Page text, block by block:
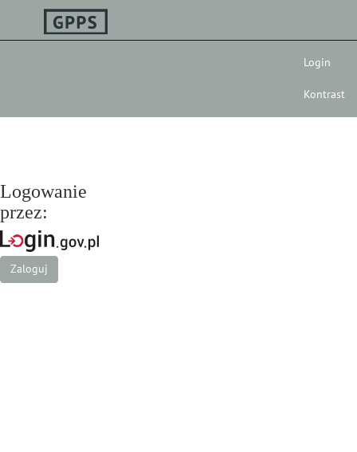
Login
Kontrast
Logowanie
przez:
Zaloguj